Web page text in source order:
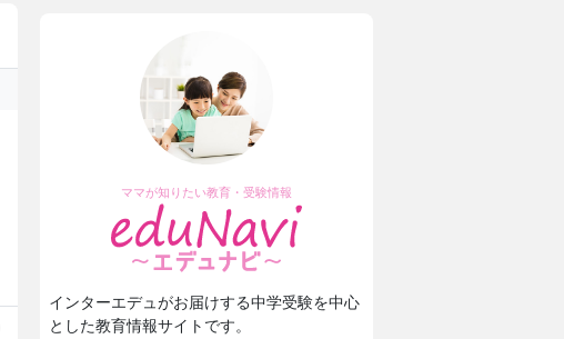
ママが知りたい教育・受験情報
インターエデュがお届けする中学受験を中心
とした教育情報サイトです。